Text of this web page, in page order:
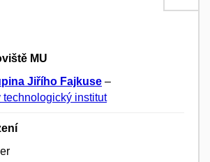
MU
Jiřího Fajkuse –
technologický institut